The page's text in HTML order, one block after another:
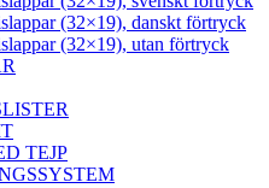
(32×19), danskt förtryck
(32×19), utan förtryck
TEJP